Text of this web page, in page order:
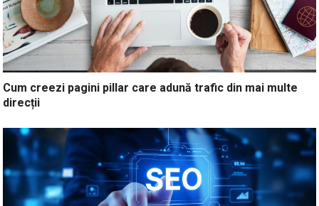
Cum creezi pagini pillar care adună trafic din mai multe
direcții